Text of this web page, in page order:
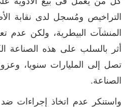
التراخيص ومُسجل لدى نقابة
المنشآت البيطرية، ولكن عدم
أثر بالسلب على هذه الصناعة
تصل إلى المليارات سنويا،
الصناعة.
واستنكر عدم اتخاذ إجراءات ضد